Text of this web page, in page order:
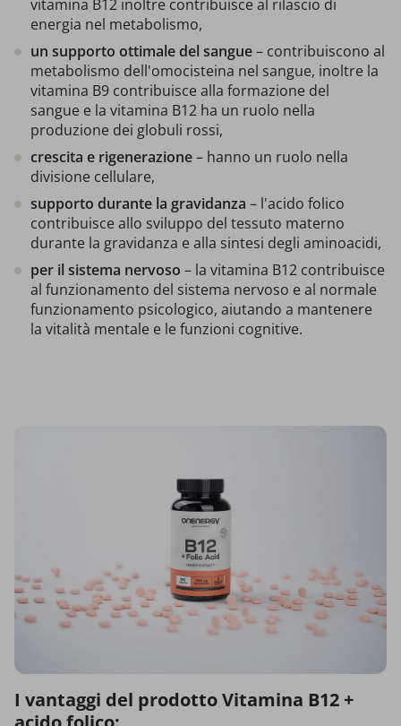
vitamina B12 inoltre contribuisce al rilascio di
energia nel metabolismo,
un supporto ottimale del sangue– contribuiscono al
metabolismo dell'omocisteina nel sangue, inoltre la
vitamina B9 contribuisce alla formazione del
sangue e la vitamina B12 ha un ruolo nella
produzione dei globuli rossi,
crescita e rigenerazione– hanno un ruolo nella
divisione cellulare,
supporto durante la gravidanza – l'acido folico
contribuisce allo sviluppo del tessuto materno
durante la gravidanza e alla sintesi degli aminoacidi,
per il sistema nervoso – la vitamina B12 contribuisce
al funzionamento del sistema nervoso e al normale
funzionamento psicologico, aiutando a mantenere
la vitalità mentale e le funzioni cognitive.
I vantaggi del prodotto Vitamina B12 +